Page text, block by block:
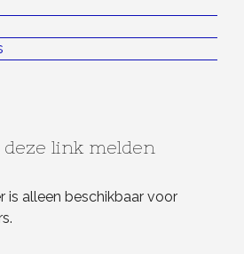
link melden
is alleen beschikbaar voor